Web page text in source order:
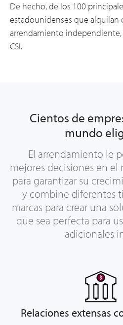
De hecho, de los 100
estadounidenses que alquilan
arrendamiento independiente,
CSI.
Cientos de
mundo
El arrendamiento le
mejores decisiones en
para garantizar su
y combine diferentes
marcas para crear una
que sea perfecta para
adicionales
Relaciones extensas